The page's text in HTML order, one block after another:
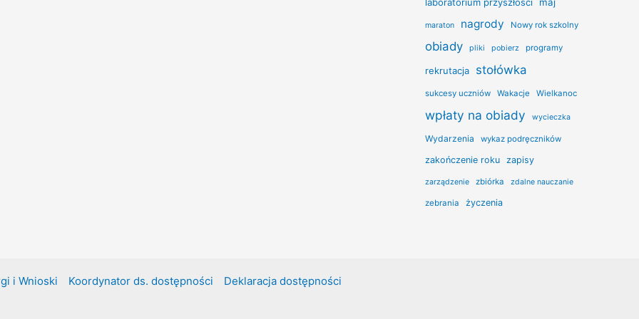
maraton nagrody Nowy rok szkolny
obiady pliki pobierz programy
rekrutacja stołówka
sukcesy uczniów Wakacje Wielkanoc
wpłaty na obiady wycieczka
Wydarzenia wykaz podręczników
zakończenie roku zapisy
zarządzenie zbiórka zdalne nauczanie
zebrania życzenia